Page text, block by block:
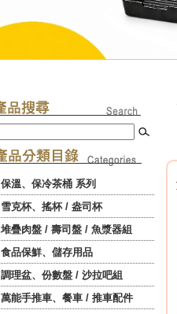
保溫、保冷茶桶 系列
雪克杯、搖杯 / 盎司杯
堆疊肉盤 / 壽司盤 / 魚漿器組
食品保鮮、儲存用品
調理盆、份數盤 / 沙拉吧組
萬能手推車、餐車 / 推車配件